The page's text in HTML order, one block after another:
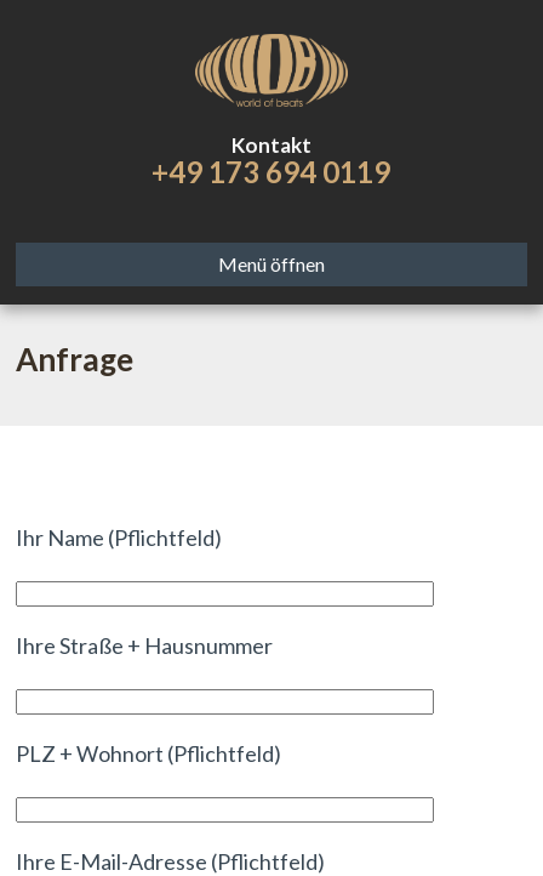
Kontakt
+49 173 694 0119
Menü öffnen
Anfrage
Ihr Name (Pflichtfeld)
Ihre Straße + Hausnummer
PLZ + Wohnort (Pflichtfeld)
Ihre E-Mail-Adresse (Pflichtfeld)